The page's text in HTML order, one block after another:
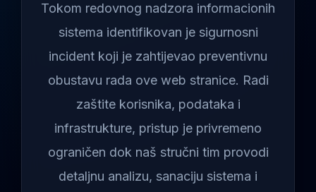
Tokom redovnog nadzora informacionih
sistema identifikovan je sigurnosni
incident koji je zahtijevao preventivnu
obustavu rada ove web stranice. Radi
zaštite korisnika, podataka i
infrastrukture, pristup je privremeno
ograničen dok naš stručni tim provodi
detaljnu analizu, sanaciju sistema i